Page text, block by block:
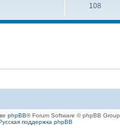
108
phpBB® Forum Software © phpBB Group
поддержка phpBB